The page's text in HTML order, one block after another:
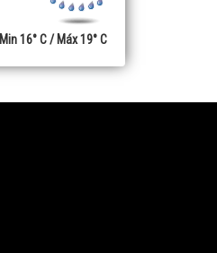
Min 16° C / Máx 19° C